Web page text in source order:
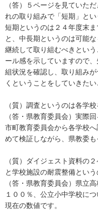
（答）５ページを見ていた
れの取り組みで「短期」と
短期というのは２４年度末
と、中長期というのは可能
継続して取り組むべきとい
ール感を示していますので
組状況を確認し、取り組み
くということをしていきたい
（質）調査というのは各学
（答・県教育委員会）実際
市町教育委員会から各学校
めて検証しながら、県教委も
（質）ダイジェスト資料の
と学校施設の耐震整備とい
（答・県教育委員会）県立
１００％、公立小中学校に
現在の数値です。